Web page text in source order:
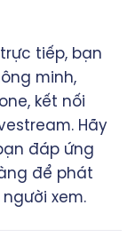
tiếp, bạn
minh,
kết nối
Hãy
đáp ứng
để phát
xem.